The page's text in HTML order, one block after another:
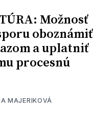
Možnosť
oboznámiť
a uplatniť
procesnú
MAJERIKOVÁ